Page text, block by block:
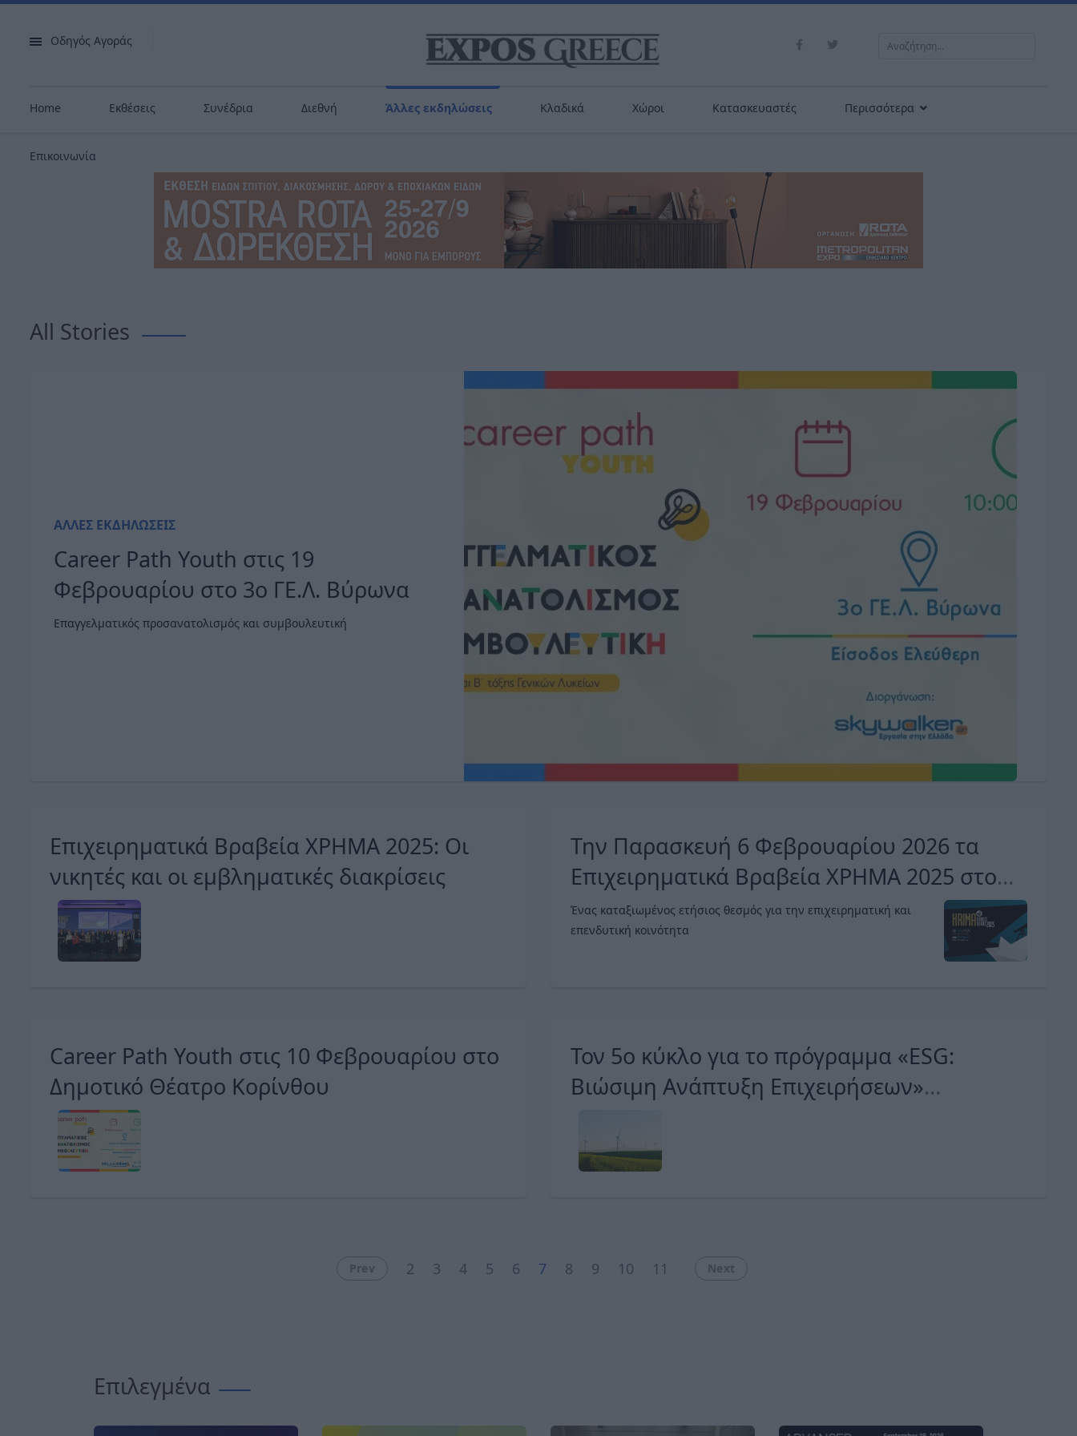
Οδηγός Αγοράς Αναζήτηση...
Home Εκθέσεις Συνέδρια Διεθνή Άλλες εκδηλώσεις Κλαδικά Χώροι Κατασκευαστές Περισσότερα
Επικοινωνία
All Stories
ΆΛΛΕΣ ΕΚΔΗΛΏΣΕΙΣ
Career Path Youth στις 19
Φεβρουαρίου στο 3ο ΓΕ.Λ. Βύρωνα
Επαγγελματικός προσανατολισμός και συμβουλευτική
Επιχειρηματικά Βραβεία ΧΡΗΜΑ 2025: Οι
νικητές και οι εμβληματικές διακρίσεις
Την Παρασκευή 6 Φεβρουαρίου 2026 τα
Επιχειρηματικά Βραβεία ΧΡΗΜΑ 2025 στο
Divani Caravel
Ένας καταξιωμένος ετήσιος θεσμός για την επιχειρηματική και
επενδυτική κοινότητα
Career Path Youth στις 10 Φεβρουαρίου στο
Δημοτικό Θέατρο Κορίνθου
Τον 5ο κύκλο για το πρόγραμμα «ESG:
Βιώσιμη Ανάπτυξη Επιχειρήσεων»
Prev 2 3 4 5 6 7 8 9 10 11 Next
Επιλεγμένα